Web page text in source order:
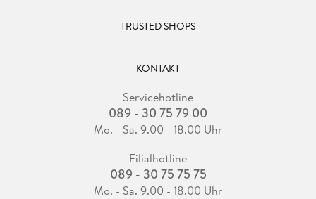
TRUSTED SHOPS
KONTAKT
Servicehotline
089 - 30 75 79 00
Mo. - Sa. 9.00 - 18.00 Uhr
Filialhotline
089 - 30 75 75 75
Mo. - Sa. 9.00 - 18.00 Uhr